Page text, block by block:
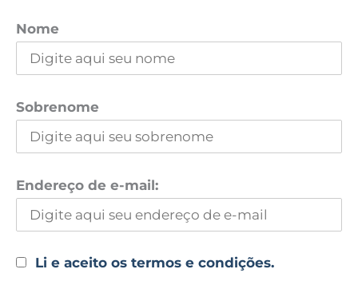
Nome
Sobrenome
Endereço de e-mail:
Li e aceito os termos e condições.